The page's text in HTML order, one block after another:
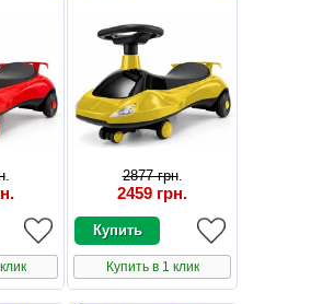
.
.
2877 грн.
2459 грн.
Купить в 1 клик